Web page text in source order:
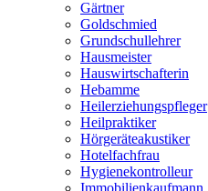
Gärtner
Goldschmied
Grundschullehrer
Hausmeister
Hauswirtschafterin
Hebamme
Heilerziehungspfleger
Heilpraktiker
Hörgeräteakustiker
Hotelfachfrau
Hygienekontrolleur
Immobilienkaufmann